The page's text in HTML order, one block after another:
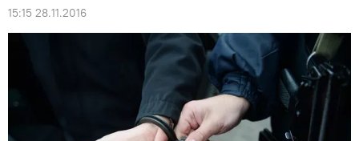
15:15 28.11.2016